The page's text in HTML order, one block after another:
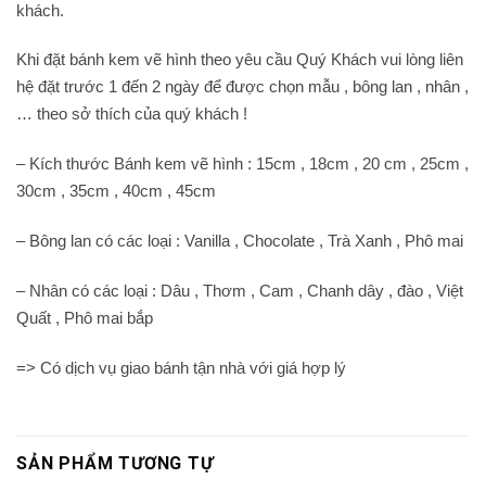
khách.
Khi đặt bánh kem vẽ hình theo yêu cầu Quý Khách vui lòng liên
hệ đặt trước 1 đến 2 ngày để được chọn mẫu , bông lan , nhân ,
… theo sở thích của quý khách !
– Kích thước Bánh kem vẽ hình : 15cm , 18cm , 20 cm , 25cm ,
30cm , 35cm , 40cm , 45cm
– Bông lan có các loại : Vanilla , Chocolate , Trà Xanh , Phô mai
– Nhân có các loại : Dâu , Thơm , Cam , Chanh dây , đào , Việt
Quất , Phô mai bắp
=> Có dịch vụ giao bánh tận nhà với giá hợp lý
SẢN PHẨM TƯƠNG TỰ